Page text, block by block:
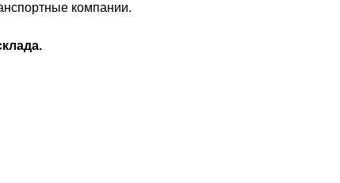
компании.